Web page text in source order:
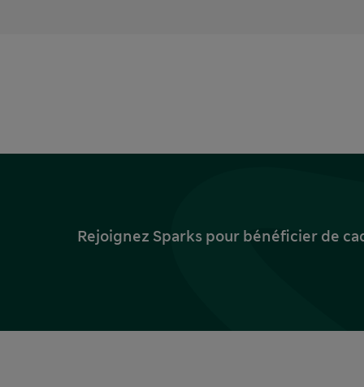
Rejoignez Sparks pour bénéficier de